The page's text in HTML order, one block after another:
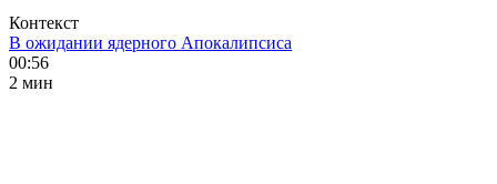
Контекст
В ожидании ядерного Апокалипсиса
00:56
2 мин